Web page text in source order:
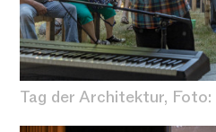
Tag der Architektur, Foto: